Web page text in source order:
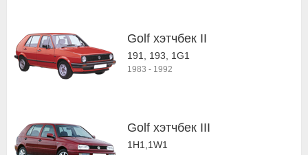
Golf хэтчбек II
191, 193, 1G1
1983 - 1992
Golf хэтчбек III
1H1,1W1